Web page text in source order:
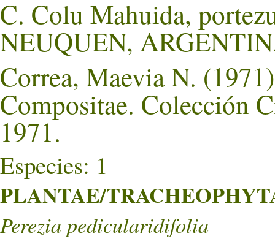
C. Colu Mahuida,
NEUQUEN,
Correa, Maevia N.
Compositae. Colección
1971.
Especies: 1
PLANTAE/
Perezia pedicularidifolia